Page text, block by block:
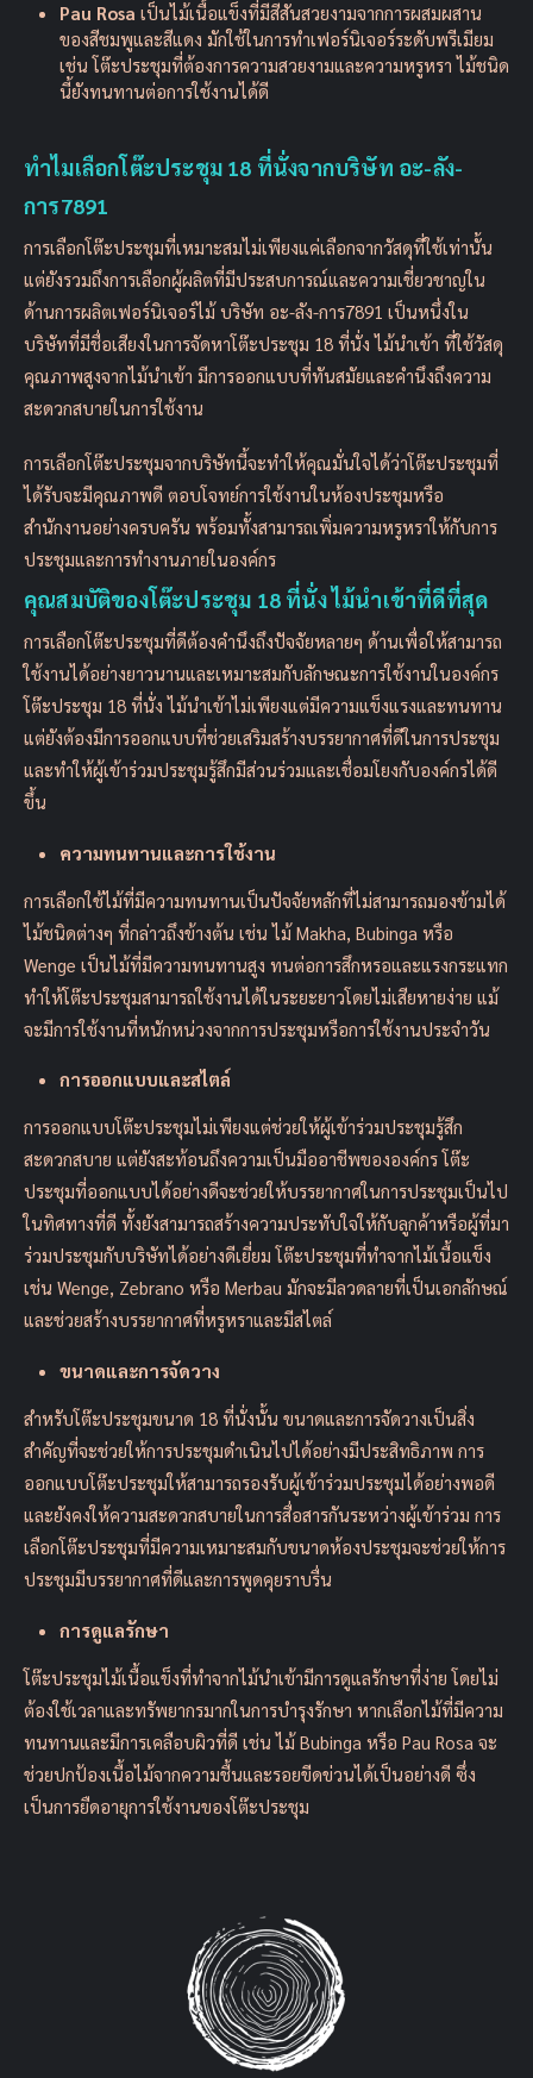
Pau Rosa เป็นไม้เนื้อแข็งที่มีสีสันสวยงามจากการผสมผสาน
ของสีชมพูและสีแดง มักใช้ในการทำเฟอร์นิเจอร์ระดับพรีเมียม
เช่น โต๊ะประชุมที่ต้องการความสวยงามและความหรูหรา ไม้ชนิด
นี้ยังทนทานต่อการใช้งานได้ดี
ทำไมเลือกโต๊ะประชุม 18 ที่นั่งจากบริษัท อะ-ลัง-
การ7891
การเลือกโต๊ะประชุมที่เหมาะสมไม่เพียงแค่เลือกจากวัสดุที่ใช้เท่านั้น
แต่ยังรวมถึงการเลือกผู้ผลิตที่มีประสบการณ์และความเชี่ยวชาญใน
ด้านการผลิตเฟอร์นิเจอร์ไม้ บริษัท อะ-ลัง-การ7891 เป็นหนึ่งใน
บริษัทที่มีชื่อเสียงในการจัดหาโต๊ะประชุม 18 ที่นั่ง ไม้นำเข้า ที่ใช้วัสดุ
คุณภาพสูงจากไม้นำเข้า มีการออกแบบที่ทันสมัยและคำนึงถึงความ
สะดวกสบายในการใช้งาน
การเลือกโต๊ะประชุมจากบริษัทนี้จะทำให้คุณมั่นใจได้ว่าโต๊ะประชุมที่
ได้รับจะมีคุณภาพดี ตอบโจทย์การใช้งานในห้องประชุมหรือ
สำนักงานอย่างครบครัน พร้อมทั้งสามารถเพิ่มความหรูหราให้กับการ
ประชุมและการทำงานภายในองค์กร
คุณสมบัติของโต๊ะประชุม 18 ที่นั่ง ไม้นำเข้าที่ดีที่สุด
การเลือกโต๊ะประชุมที่ดีต้องคำนึงถึงปัจจัยหลายๆ ด้านเพื่อให้สามารถ
ใช้งานได้อย่างยาวนานและเหมาะสมกับลักษณะการใช้งานในองค์กร
โต๊ะประชุม 18 ที่นั่ง ไม้นำเข้าไม่เพียงแต่มีความแข็งแรงและทนทาน
แต่ยังต้องมีการออกแบบที่ช่วยเสริมสร้างบรรยากาศที่ดีในการประชุม
และทำให้ผู้เข้าร่วมประชุมรู้สึกมีส่วนร่วมและเชื่อมโยงกับองค์กรได้ดี
ขึ้น
ความทนทานและการใช้งาน
การเลือกใช้ไม้ที่มีความทนทานเป็นปัจจัยหลักที่ไม่สามารถมองข้ามได้
ไม้ชนิดต่างๆ ที่กล่าวถึงข้างต้น เช่น ไม้ Makha, Bubinga หรือ
Wenge เป็นไม้ที่มีความทนทานสูง ทนต่อการสึกหรอและแรงกระแทก
ทำให้โต๊ะประชุมสามารถใช้งานได้ในระยะยาวโดยไม่เสียหายง่าย แม้
จะมีการใช้งานที่หนักหน่วงจากการประชุมหรือการใช้งานประจำวัน
การออกแบบและสไตล์
การออกแบบโต๊ะประชุมไม่เพียงแต่ช่วยให้ผู้เข้าร่วมประชุมรู้สึก
สะดวกสบาย แต่ยังสะท้อนถึงความเป็นมืออาชีพขององค์กร โต๊ะ
ประชุมที่ออกแบบได้อย่างดีจะช่วยให้บรรยากาศในการประชุมเป็นไป
ในทิศทางที่ดี ทั้งยังสามารถสร้างความประทับใจให้กับลูกค้าหรือผู้ที่มา
ร่วมประชุมกับบริษัทได้อย่างดีเยี่ยม โต๊ะประชุมที่ทำจากไม้เนื้อแข็ง
เช่น Wenge, Zebrano หรือ Merbau มักจะมีลวดลายที่เป็นเอกลักษณ์
และช่วยสร้างบรรยากาศที่หรูหราและมีสไตล์
ขนาดและการจัดวาง
สำหรับโต๊ะประชุมขนาด 18 ที่นั่งนั้น ขนาดและการจัดวางเป็นสิ่ง
สำคัญที่จะช่วยให้การประชุมดำเนินไปได้อย่างมีประสิทธิภาพ การ
ออกแบบโต๊ะประชุมให้สามารถรองรับผู้เข้าร่วมประชุมได้อย่างพอดี
และยังคงให้ความสะดวกสบายในการสื่อสารกันระหว่างผู้เข้าร่วม การ
เลือกโต๊ะประชุมที่มีความเหมาะสมกับขนาดห้องประชุมจะช่วยให้การ
ประชุมมีบรรยากาศที่ดีและการพูดคุยราบรื่น
การดูแลรักษา
โต๊ะประชุมไม้เนื้อแข็งที่ทำจากไม้นำเข้ามีการดูแลรักษาที่ง่าย โดยไม่
ต้องใช้เวลาและทรัพยากรมากในการบำรุงรักษา หากเลือกไม้ที่มีความ
ทนทานและมีการเคลือบผิวที่ดี เช่น ไม้ Bubinga หรือ Pau Rosa จะ
ช่วยปกป้องเนื้อไม้จากความชื้นและรอยขีดข่วนได้เป็นอย่างดี ซึ่ง
เป็นการยืดอายุการใช้งานของโต๊ะประชุม